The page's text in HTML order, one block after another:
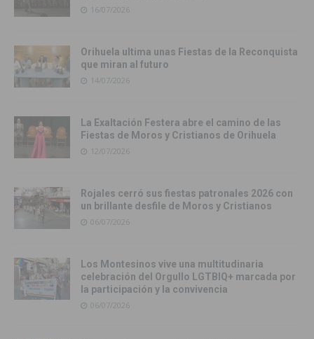
16/07/2026
Orihuela ultima unas Fiestas de la Reconquista
que miran al futuro
14/07/2026
La Exaltación Festera abre el camino de las
Fiestas de Moros y Cristianos de Orihuela
12/07/2026
Rojales cerró sus fiestas patronales 2026 con
un brillante desfile de Moros y Cristianos
06/07/2026
Los Montesinos vive una multitudinaria
celebración del Orgullo LGTBIQ+ marcada por
la participación y la convivencia
06/07/2026